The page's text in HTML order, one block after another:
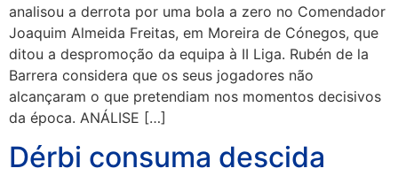
analisou a derrota por uma bola a zero no Comendador
Joaquim Almeida Freitas, em Moreira de Cónegos, que
ditou a despromoção da equipa à II Liga. Rubén de la
Barrera considera que os seus jogadores não
alcançaram o que pretendiam nos momentos decisivos
da época. ANÁLISE […]
Dérbi consuma descida